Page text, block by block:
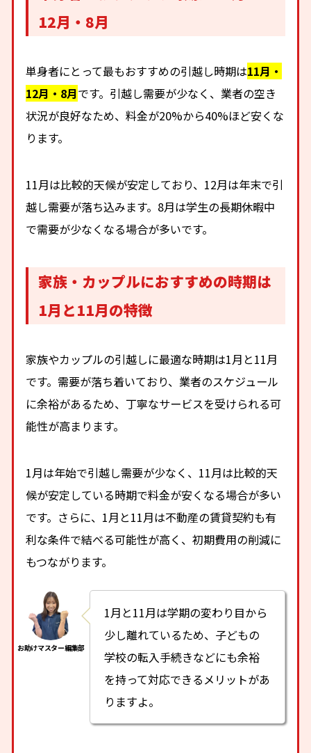
12月・8月
単身者にとって最もおすすめの引越し時期は11月・
12月・8月です。引越し需要が少なく、業者の空き
状況が良好なため、料金が20%から40%ほど安くな
ります。
11月は比較的天候が安定しており、12月は年末で引
越し需要が落ち込みます。8月は学生の長期休暇中
で需要が少なくなる場合が多いです。
家族・カップルにおすすめの時期は
1月と11月の特徴
家族やカップルの引越しに最適な時期は1月と11月
です。需要が落ち着いており、業者のスケジュール
に余裕があるため、丁寧なサービスを受けられる可
能性が高まります。
1月は年始で引越し需要が少なく、11月は比較的天
候が安定している時期で料金が安くなる場合が多い
です。さらに、1月と11月は不動産の賃貸契約も有
利な条件で結べる可能性が高く、初期費用の削減に
もつながります。
1月と11月は学期の変わり目から
少し離れているため、子どもの
学校の転入手続きなどにも余裕
を持って対応できるメリットがあ
りますよ。